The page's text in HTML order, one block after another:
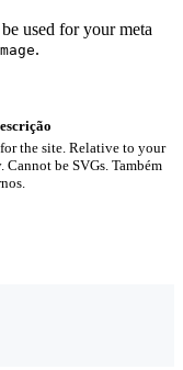
used for your meta
.
the site. Relative to your
be SVGs. Também